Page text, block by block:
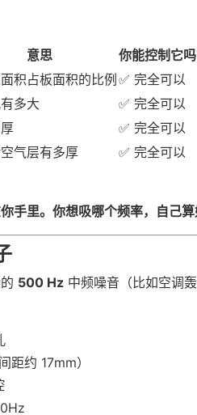
意思
你能控制它
积占板面积的比例 ✅ 完全可以
多大
✅ 完全可以
✅ 完全可以
气层有多厚 ✅ 完全可以
手里。你想吸哪个频率，自己
500 Hz 中频噪音（比如空调
距约 17mm）